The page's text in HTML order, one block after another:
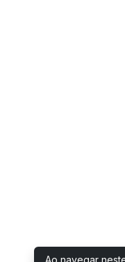
Ao navegar